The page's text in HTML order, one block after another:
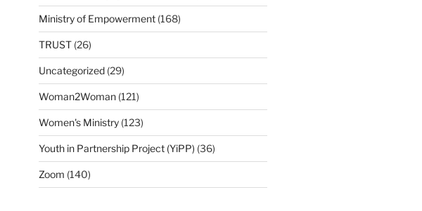
Ministry of Empowerment(168)
TRUST(26)
Uncategorized(29)
Woman2Woman(121)
Women's Ministry(123)
Youth in Partnership Project (YiPP) (36)
Zoom (140)